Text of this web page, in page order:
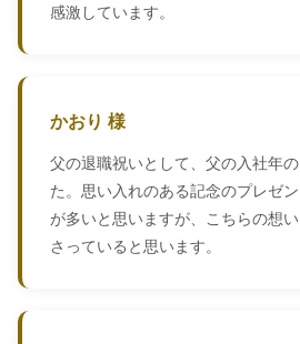
感激しています。
かおり 様
父の退職祝いとして、父の入社年
た。思い入れのある記念のプレゼ
が多いと思いますが、こちらの想
さっていると思います。